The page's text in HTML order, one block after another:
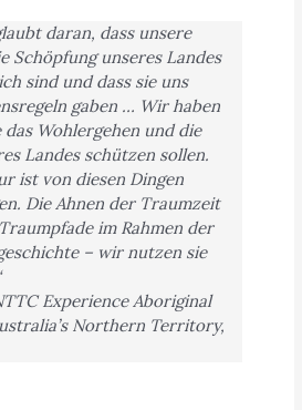
daran, dass unsere
Schöpfung unseres Landes
sind und dass sie uns
gaben … Wir haben
das Wohlergehen und die
Landes schützen sollen.
ist von diesen Dingen
Die Ahnen der Traumzeit
im Rahmen der
– wir nutzen sie
Experience Aboriginal
Northern Territory,